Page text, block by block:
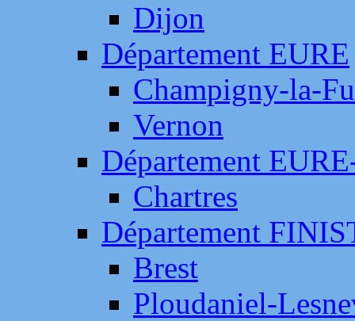
Dijon
Département EURE
Champigny-la-
Vernon
Département
Chartres
Département
Brest
Ploudaniel-